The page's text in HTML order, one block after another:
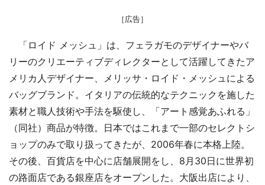
［広告］
「ロイド メッシュ」は、フェラガモのデザイナーやバ
リーのクリエーティブディレクターとして活躍してきたア
メリカ人デザイナー、メリッサ・ロイド・メッシュによる
バッグブランド。イタリアの伝統的なテクニックを施した
素材と職人技術や手法を駆使し、「アート感覚あふれる」
（同社）商品が特徴。日本ではこれまで一部のセレクトシ
ョップのみで取り扱ってきたが、2006年春に本格上陸。
その後、百貨店を中心に店舗展開をし、8月30日に世界初
の路面店である銀座店をオープンした。大阪出店により、